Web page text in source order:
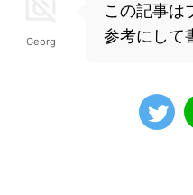
Georg
この記事は
参考にして